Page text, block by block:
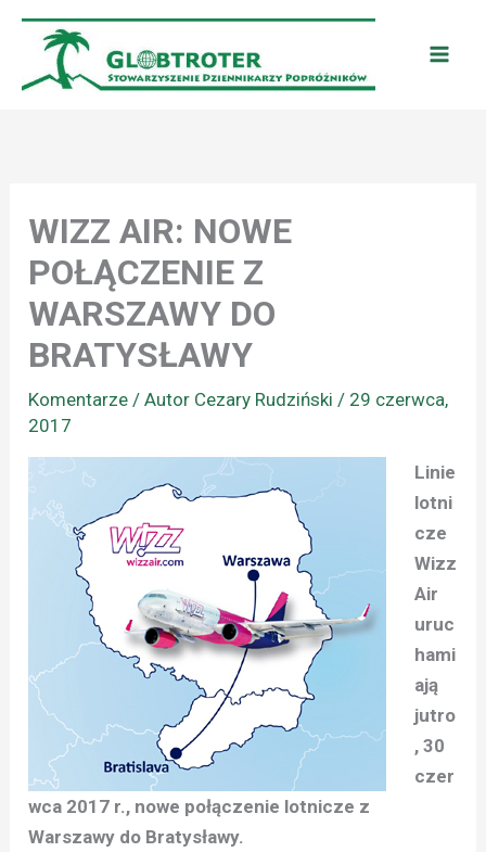
Przejdź
treści
WIZZ AIR: NOWE
POŁĄCZENIE Z
WARSZAWY DO
BRATYSŁAWY
Komentarze / Autor Cezary Rudziński/ 29 czerwca,
2017
Linie
lotni
cze
Wizz
Air
uruc
hami
ają
jutro
, 30
czer
wca 2017 r., nowe połączenie lotnicze z
Warszawy do Bratysławy.